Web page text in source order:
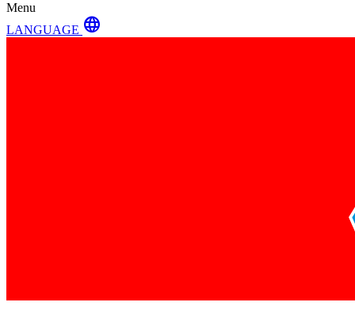
Menu
LANGUAGE language